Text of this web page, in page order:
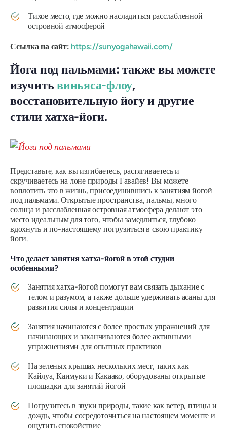
Тихое место, где можно насладиться расслабленной
островной атмосферой
Ссылка на сайт: https://sunyogahawaii.com/
Йога под пальмами: также вы можете
изучитьвиньяса-флоу,
восстановительную йогу и другие
стили хатха-йоги.
Представьте, как вы изгибаетесь, растягиваетесь и
скручиваетесь на лоне природы Гавайев! Вы можете
воплотить это в жизнь, присоединившись к занятиям йогой
под пальмами. Открытые пространства, пальмы, много
солнца и расслабленная островная атмосфера делают это
место идеальным для того, чтобы замедлиться, глубоко
вдохнуть и по-настоящему погрузиться в свою практику
йоги.
Что делает занятия хатха-йогой в этой студии
особенными?
Занятия хатха-йогой помогут вам связать дыхание с
телом и разумом, а также дольше удерживать асаны для
развития силы и концентрации
Занятия начинаются с более простых упражнений для
начинающих и заканчиваются более активными
упражнениями для опытных практиков
На зеленых крышах нескольких мест, таких как
Кайлуа, Каимуки и Какаако, оборудованы открытые
площадки для занятий йогой
Погрузитесь в звуки природы, такие как ветер, птицы и
дождь, чтобы сосредоточиться на настоящем моменте и
ощутить спокойствие